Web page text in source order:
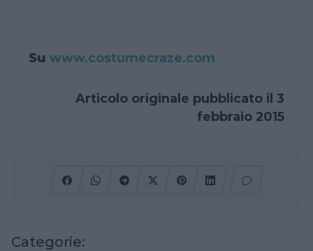
Su www.costumecraze.com
Articolo originale pubblicato il 3
febbraio 2015
Categorie: